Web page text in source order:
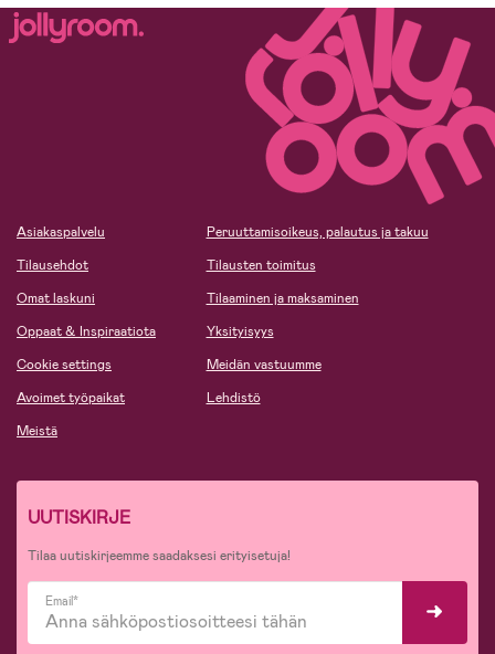
Asiakaspalvelu
Tilausehdot
Omat laskuni
Oppaat & Inspiraatiota
Cookie settings
Avoimet työpaikat
Meistä
Peruuttamisoikeus, palautus ja takuu
Tilausten toimitus
Tilaaminen ja maksaminen
Yksityisyys
Meidän vastuumme
Lehdistö
UUTISKIRJE
Tilaa uutiskirjeemme saadaksesi erityisetuja!
Email*